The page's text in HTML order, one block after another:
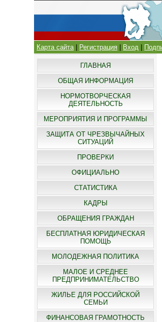
Карта сайта| Регистрация Вход
ГЛАВНАЯ
ОБЩАЯ ИНФОРМАЦИЯ
НОРМОТВОРЧЕСКАЯ
ДЕЯТЕЛЬНОСТЬ
МЕРОПРИЯТИЯ И ПРОГРАММЫ
ЗАЩИТА ОТ ЧРЕЗВЫЧАЙНЫХ
СИТУАЦИЙ
ПРОВЕРКИ
ОФИЦИАЛЬНО
СТАТИСТИКА
КАДРЫ
ОБРАЩЕНИЯ ГРАЖДАН
БЕСПЛАТНАЯ ЮРИДИЧЕСКАЯ
ПОМОЩЬ
МОЛОДЕЖНАЯ ПОЛИТИКА
МАЛОЕ И СРЕДНЕЕ
ПРЕДПРИНИМАТЕЛЬСТВО
ЖИЛЬЕ ДЛЯ РОССИЙСКОЙ
СЕМЬИ
ФИНАНСОВАЯ ГРАМОТНОСТЬ